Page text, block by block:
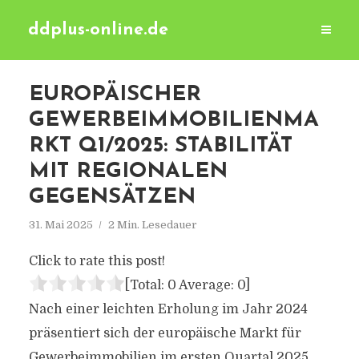
ddplus-online.de
EUROPÄISCHER
GEWERBEIMMOBILIENMA
RKT Q1/2025: STABILITÄT
MIT REGIONALEN
GEGENSÄTZEN
31. Mai 2025 2 Min. Lesedauer
Click to rate this post!
[Total: 0 Average: 0]
Nach einer leichten Erholung im Jahr 2024
präsentiert sich der europäische Markt für